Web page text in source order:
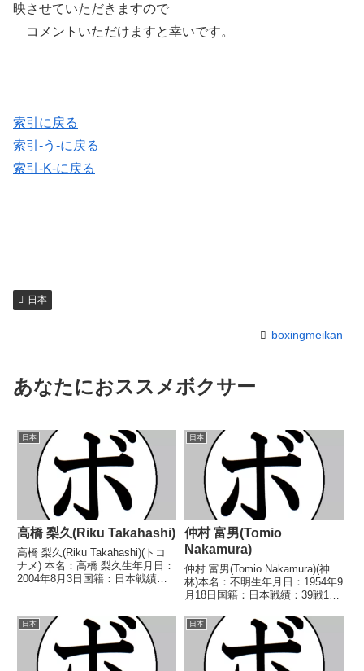
映させていただきますので
コメントいただけますと幸いです。
索引に戻る
索引-う-に戻る
索引-K-に戻る
日本
boxingmeikan
あなたにおススメボクサー
日本
高橋 梨久(Riku Takahashi)
高橋 梨久(Riku Takahashi)(トコ
ナメ) 本名：高橋 梨久生年月日：
2004年8月3日国籍：日本戦績：
判定 2-0(39-37、39-37、38-3...
日本
仲村 富男(Tomio
Nakamura)
仲村 富男(Tomio Nakamura)(神
林)本名：不明生年月日：1954年9
月18日国籍：日本戦績：39戦19
1978年度西日本フェザー級新人
王【戦歴】1976/05/25 ○4R判定
(採点不明) ...
日本 日本